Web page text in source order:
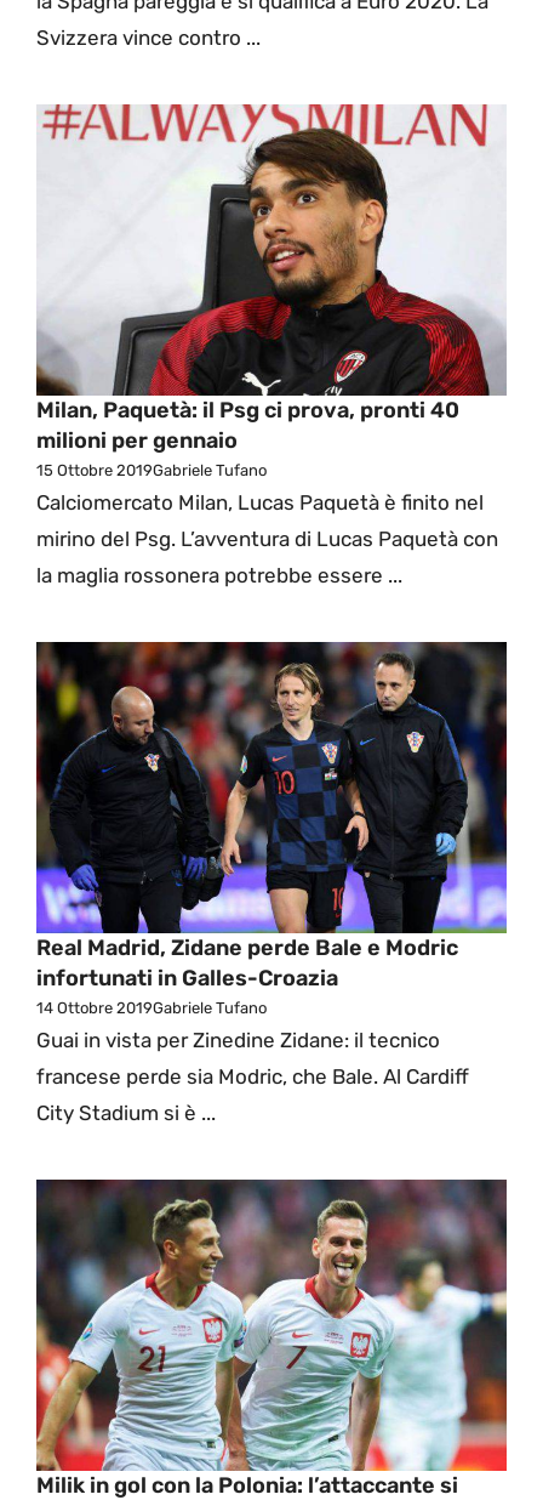
Svizzera vince contro ...
Milan, Paquetà: il Psg ci prova, pronti 40
milioni per gennaio
15 Ottobre 2019Gabriele Tufano
Calciomercato Milan, Lucas Paquetà è finito nel
mirino del Psg. L’avventura di Lucas Paquetà con
la maglia rossonera potrebbe essere ...
Real Madrid, Zidane perde Bale e Modric
infortunati in Galles-Croazia
14 Ottobre 2019Gabriele Tufano
Guai in vista per Zinedine Zidane: il tecnico
francese perde sia Modric, che Bale. Al Cardiff
City Stadium si è ...
Milik in gol con la Polonia: l’attaccante si